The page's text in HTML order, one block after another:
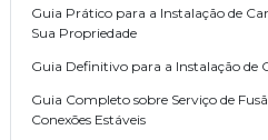
Guia Prático para a Instalação de
Sua Propriedade
Guia Definitivo para a Instalação de
Guia Completo sobre Serviço de
Conexões Estáveis